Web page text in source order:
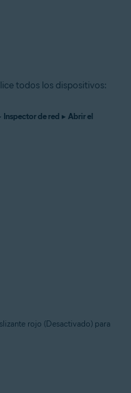
todos los dispositivos:
Inspector de red ▸ Abrir el
rojo (Desactivado) para